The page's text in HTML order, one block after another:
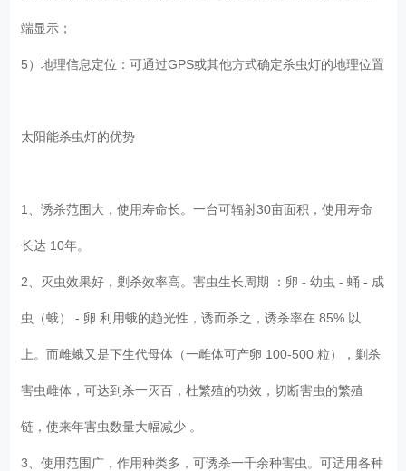
端显示；
5）地理信息定位：可通过GPS或其他方式确定杀虫灯的地理位置
太阳能杀虫灯的优势
1、诱杀范围大，使用寿命长。一台可辐射30亩面积，使用寿命
长达 10年。
2、灭虫效果好，剿杀效率高。害虫生长周期 ：卵 - 幼虫 - 蛹 - 成
虫（蛾） - 卵 利用蛾的趋光性，诱而杀之，诱杀率在 85% 以
上。而雌蛾又是下生代母体（一雌体可产卵 100-500 粒），剿杀
害虫雌体，可达到杀一灭百，杜繁殖的功效，切断害虫的繁殖
链，使来年害虫数量大幅减少 。
3、使用范围广，作用种类多，可诱杀一千余种害虫。可适用各种